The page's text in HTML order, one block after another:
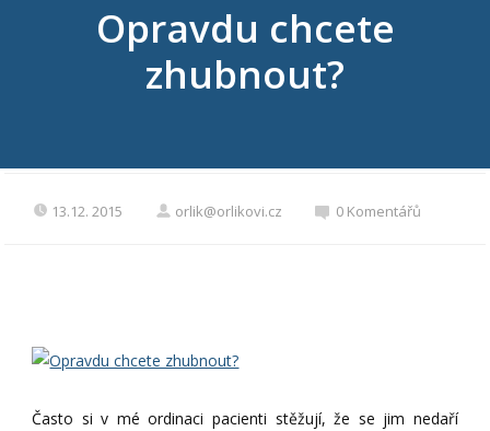
Opravdu chcete
zhubnout?
13.12. 2015 orlik@orlikovi.cz 0 Komentářů
Často si v mé ordinaci pacienti stěžují, že se jim nedaří